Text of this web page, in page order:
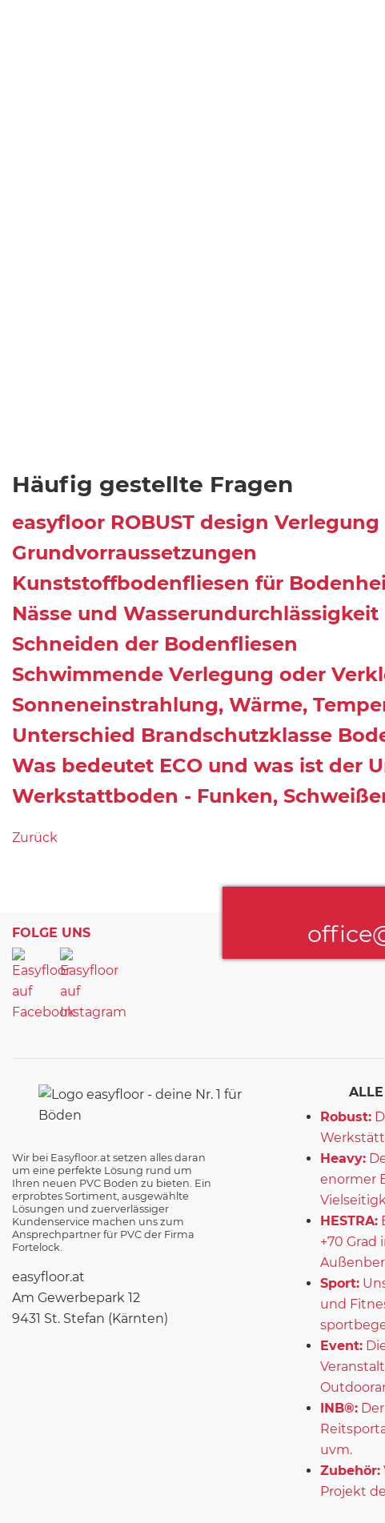
Häufig gestellte Fragen
easyfloor ROBUST design Verlegung
Grundvorraussetzungen
Kunststoffbodenfliesen für
Nässe und Wasserundurchlässigkeit
Schneiden der Bodenfliesen
Schwimmende Verlegung oder
Sonneneinstrahlung, Wärme,
Unterschied Brandschutzklasse
Was bedeutet ECO und was ist der
Werkstattboden - Funken,
Zurück
FOLGE UNS
Wir bei Easyfloor.at setzen alles daran
um eine perfekte Lösung rund um
Ihren neuen PVC Boden zu bieten. Ein
erprobtes Sortiment, ausgewählte
Lösungen und zuerverlässiger
Kundenservice machen uns zum
Ansprechpartner für PVC der Firma
Fortelock.
easyfloor.at
Am Gewerbepark 12
9431 St. Stefan (Kärnten)
Robust:
Heavy:
enormer
HESTRA:
+70 Grad
Sport:
und
Event:
INB®:
uvm.
Zubehör:
Projekt